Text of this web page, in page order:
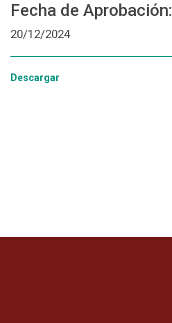
Fecha de Aprobación:
20/12/2024
Descargar